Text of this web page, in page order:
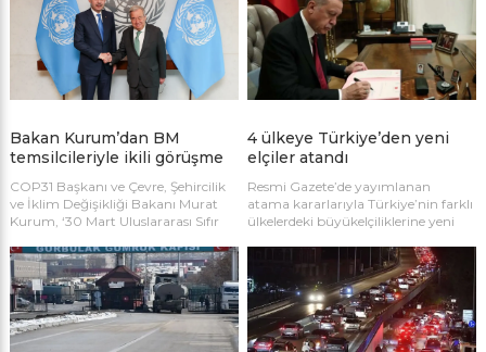
sözlerle kınadı. Duran, düzenlemeyi
“hukuksuzluk ve ayrımcılığın yeni
bir boyutu” olarak nitelendirdi.
Bakan Kurum’dan BM
temsilcileriyle ikili görüşme
COP31 Başkanı ve Çevre, Şehircilik
ve İklim Değişikliği Bakanı Murat
Kurum, ‘30 Mart Uluslararası Sıfır
New York’ta Birleşmiş Milletler (BM)
Genel Sekreteri Antonio Guterres,
BM Kalkınma Programı (UNDP)
Başkanı Alexander de Croo ve BM
Çevre Programı İcra Direktörü
(UNEP) Inger Andersen ile görüştü.
4 ülkeye Türkiye’den yeni
elçiler atandı
Resmi Gazete’de yayımlanan
atama kararlarıyla Türkiye’nin farklı
ülkelerdeki büyükelçiliklerine yeni